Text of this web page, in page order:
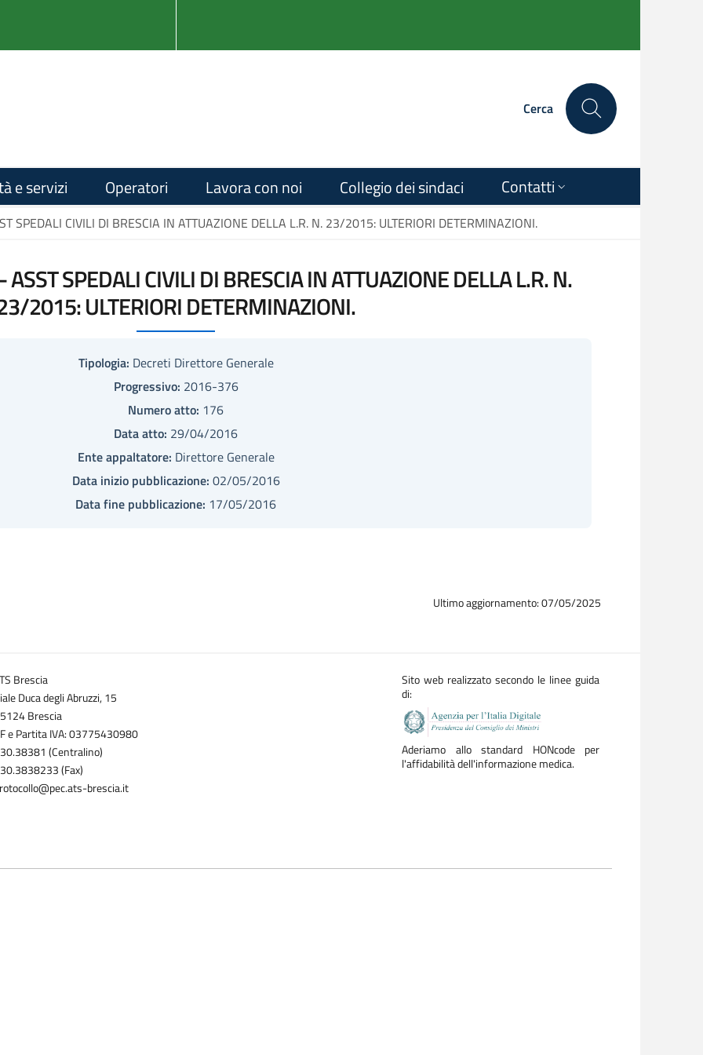
Cerca
e servizi Operatori Lavora con noi Collegio dei sindaci Contatti
SPEDALI CIVILI DI BRESCIA IN ATTUAZIONE DELLA L.R. N. 23/2015: ULTERIORI DETERMINAZIONI.
SPEDALI CIVILI DI BRESCIA IN ATTUAZIONE DELLA L.R. N.
2015: ULTERIORI DETERMINAZIONI.
Tipologia: Decreti Direttore Generale
Progressivo: 2016-376
Numero atto: 176
Data atto: 29/04/2016
Ente appaltatore: Direttore Generale
Data inizio pubblicazione: 02/05/2016
Data fine pubblicazione: 17/05/2016
Ultimo aggiornamento: 07/05/2025
Brescia
Duca degli Abruzzi, 15
Brescia
e Partita IVA: 03775430980
(Centralino)
(Fax)
brescia.it
Sito web realizzato secondo le linee guida
di:
Aderiamo allo standard HONcode per
l'affidabilità dell'informazione medica.